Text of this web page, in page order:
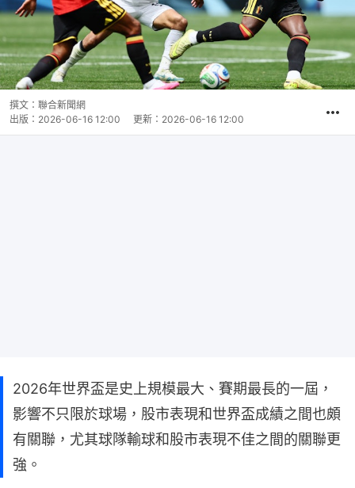
撰文： 聯合新聞網
出版： 2026-06-16 12:00 更新： 2026-06-16 12:00
2026年世界盃是史上規模最大、賽期最長的一屆，
影響不只限於球場，股市表現和世界盃成績之間也頗
有關聯，尤其球隊輸球和股市表現不佳之間的關聯更
強。